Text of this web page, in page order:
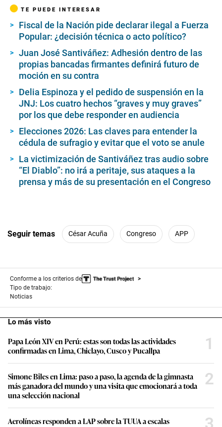
TE PUEDE INTERESAR
Fiscal de la Nación pide declarar ilegal a Fuerza
Popular: ¿decisión técnica o acto político?
Juan José Santiváñez: Adhesión dentro de las
propias bancadas firmantes definirá futuro de
moción en su contra
Delia Espinoza y el pedido de suspensión en la
JNJ: Los cuatro hechos “graves y muy graves”
por los que debe responder en audiencia
Elecciones 2026: Las claves para entender la
cédula de sufragio y evitar que el voto se anule
La victimización de Santiváñez tras audio sobre
“El Diablo”: no irá a peritaje, sus ataques a la
prensa y más de su presentación en el Congreso
Seguir temas César Acuña Congreso APP
Conforme a los criterios de
Tipo de trabajo:
Noticias
Lo más visto
Papa León XIV en Perú: estas son todas las actividades
confirmadas en Lima, Chiclayo, Cusco y Pucallpa
1
Simone Biles en Lima: paso a paso, la agenda de la gimnasta
más ganadora del mundo y una visita que emocionará a toda
una selección nacional
2
Aerolíneas responden a LAP sobre la TUUA a escalas